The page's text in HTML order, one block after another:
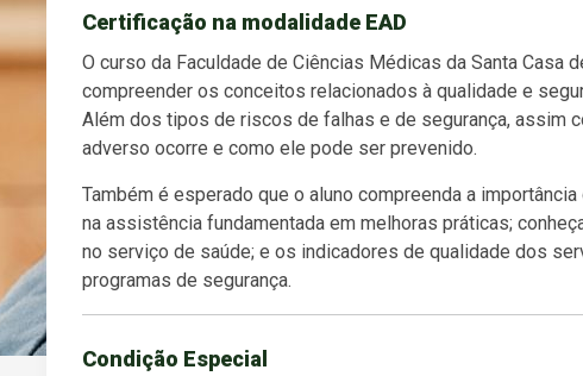
Certificação na modalidade EAD
O curso da Faculdade de Ciências Médicas da Santa Casa
compreender os conceitos relacionados à qualidade e
Além dos tipos de riscos de falhas e de segurança, assim
adverso ocorre e como ele pode ser prevenido.
Também é esperado que o aluno compreenda a
na assistência fundamentada em melhoras práticas;
no serviço de saúde; e os indicadores de qualidade dos
programas de segurança.
Condição Especial